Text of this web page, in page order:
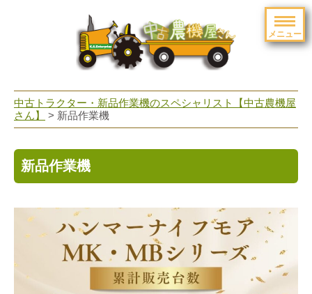
メニュー
navigation
中古トラクター・新品作業機のスペシャリスト【中古農機屋
さん】
> 新品作業機
新品作業機